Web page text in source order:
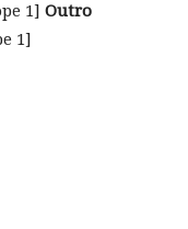
1] Outro
1]